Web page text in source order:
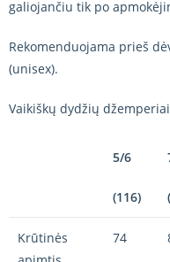
galiojančiu tik po
Rekomenduojama prieš
(unisex).
Vaikiškų dydžių
5/6
(116)
Krūtinės
74